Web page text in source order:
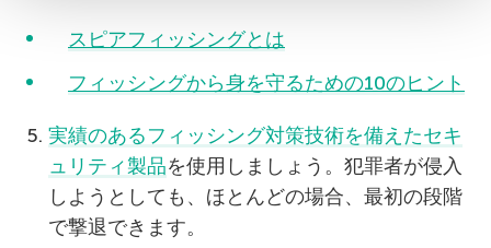
スピアフィッシングとは
フィッシングから身を守るための10のヒント
実績のあるフィッシング対策技術を備えたセキ
ュリティ製品を使用しましょう。犯罪者が侵入
しようとしても、ほとんどの場合、最初の段階
で撃退できます。